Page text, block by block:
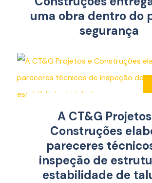
uma obra dentro do
segurança
A CT&G
Construções
pareceres
inspeção de
estabilidade de